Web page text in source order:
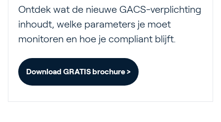
Ontdek wat de nieuwe GACS-verplichting
inhoudt, welke parameters je moet
monitoren en hoe je compliant blijft.
Download GRATIS brochure >